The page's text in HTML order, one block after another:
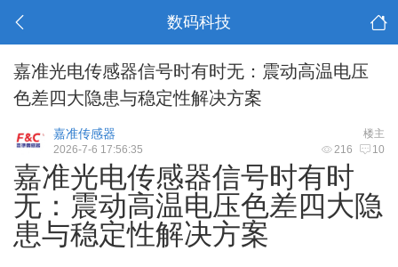
数码科技
嘉准光电传感器信号时有时无：震动高温电压
色差四大隐患与稳定性解决方案
楼主
嘉准传感器
216 10
2026-7-6 17:56:35
嘉准光电传感器信号时有时
无：震动高温电压色差四大隐
患与稳定性解决方案